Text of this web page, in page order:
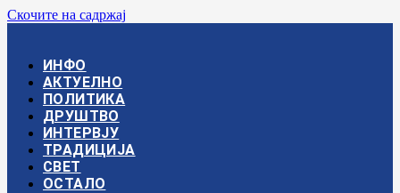
Скочите на садржај
ИНФО
АКТУЕЛНО
ПОЛИТИКА
ДРУШТВО
ИНТЕРВЈУ
ТРАДИЦИЈА
СВЕТ
ОСТАЛО